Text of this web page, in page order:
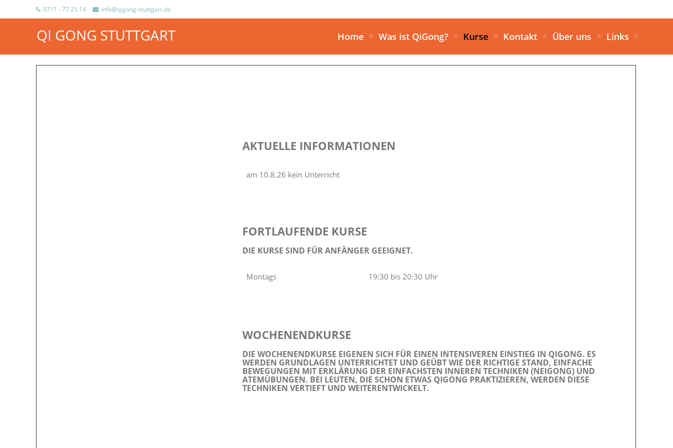
0711 - 77 25 14 info@qigong-stuttgart.de
QI GONG STUTTGART Home Was ist QiGong? Kurse Kontakt Über uns Links
AKTUELLE INFORMATIONEN
am 10.8.26 kein Unterricht
FORTLAUFENDE KURSE
DIE KURSE SIND FÜR ANFÄNGER GEEIGNET.
Montags 19:30 bis 20:30 Uhr
WOCHENENDKURSE
DIE WOCHENENDKURSE EIGENEN SICH FÜR EINEN INTENSIVEREN EINSTIEG IN QIGONG. ES
WERDEN GRUNDLAGEN UNTERRICHTET UND GEÜBT WIE DER RICHTIGE STAND, EINFACHE
BEWEGUNGEN MIT ERKLÄRUNG DER EINFACHSTEN INNEREN TECHNIKEN (NEIGONG) UND
ATEMÜBUNGEN. BEI LEUTEN, DIE SCHON ETWAS QIGONG PRAKTIZIEREN, WERDEN DIESE
TECHNIKEN VERTIEFT UND WEITERENTWICKELT.